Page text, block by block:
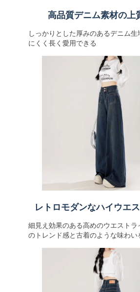
高品質デニム素材の上
しっかりとした厚みのあるデニム生
にくく長く愛用できる
レトロモダンなハイウエ
細見え効果のある高めのウエストラ
のトレンド感と古着のような味わい